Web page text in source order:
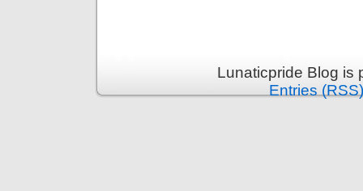
Lunaticpride Blog is
Entries (RSS)